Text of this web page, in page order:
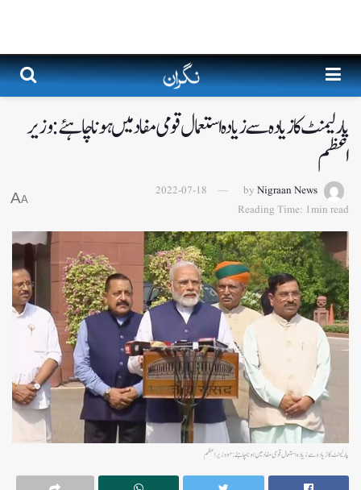
پارلیمنٹ کا زیادہ سے زیادہ استعمال قومی مفاد میں ہونا چاہئے: وزیر
اعظم
by Nigraan News
2022-07-18
Reading Time: 1min read
A
A
پارلیمنٹ کا زیادہ سے زیادہ استعمال قومی مفاد میں ہونا چاہئے: مووزیر اعظم